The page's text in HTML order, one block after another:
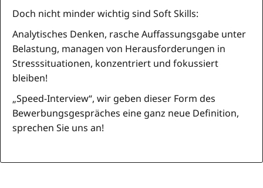
Doch nicht minder wichtig sind Soft Skills:
Analytisches Denken, rasche Auffassungsgabe unter
Belastung, managen von Herausforderungen in
Stresssituationen, konzentriert und fokussiert
bleiben!
„Speed-Interview“, wir geben dieser Form des
Bewerbungsgespräches eine ganz neue Definition,
sprechen Sie uns an!